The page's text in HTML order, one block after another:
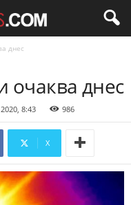
днес
очаква днес
8:43 986
X